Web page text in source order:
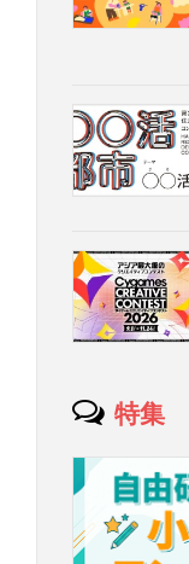
特集